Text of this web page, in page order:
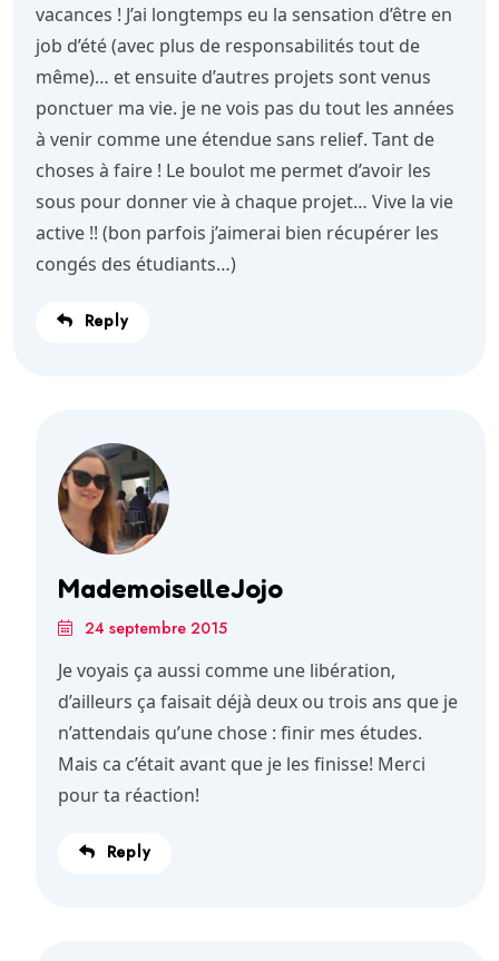
vacances ! J’ai longtemps eu la sensation d’être en
job d’été (avec plus de responsabilités tout de
même)… et ensuite d’autres projets sont venus
ponctuer ma vie. je ne vois pas du tout les années
à venir comme une étendue sans relief. Tant de
choses à faire ! Le boulot me permet d’avoir les
sous pour donner vie à chaque projet… Vive la vie
active !! (bon parfois j’aimerai bien récupérer les
congés des étudiants…)
Reply
MademoiselleJojo
24 septembre 2015
Je voyais ça aussi comme une libération,
d’ailleurs ça faisait déjà deux ou trois ans que je
n’attendais qu’une chose : finir mes études.
Mais ca c’était avant que je les finisse! Merci
pour ta réaction!
Reply